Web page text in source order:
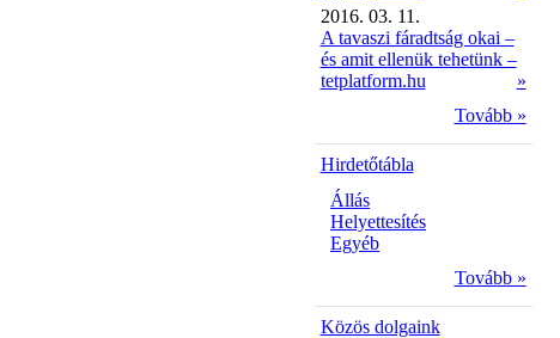
2016. 03. 11.
A tavaszi fáradtság okai –
és amit ellenük tehetünk –
tetplatform.hu
»
Tovább »
Hirdetőtábla
Állás
Helyettesítés
Egyéb
Tovább »
Közös dolgaink